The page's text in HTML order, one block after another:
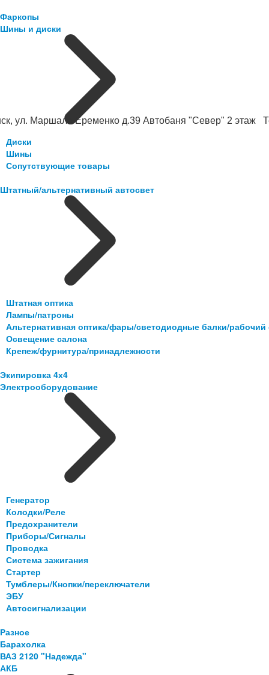
ул. Маршала Еременко д.39 Автобаня "Север" 2 этаж
Фаркопы
Шины и диски
Диски
Шины
Сопутствующие товары
Штатный/альтернативный автосвет
Штатная оптика
Лампы/патроны
Альтернативная оптика/фары/светодиодные балки/рабочий
Освещение салона
Крепеж/фурнитура/принадлежности
Экипировка 4х4
Электрооборудование
Генератор
Колодки/Реле
Предохранители
Приборы/Сигналы
Проводка
Система зажигания
Стартер
Тумблеры/Кнопки/переключатели
ЭБУ
Автосигнализации
Разное
Барахолка
ВАЗ 2120 "Надежда"
АКБ